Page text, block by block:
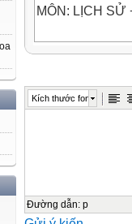
MÔN: LỊCH SỬ
I. Lịch sử thế
Câu 1. Hội nghị
C. Tổ chức
Kích thước font
Đường dẫn: p